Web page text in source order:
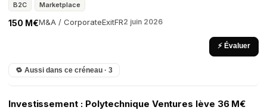
B2C Marketplace
M&A / Corporate
150 M€ ExitFR2 juin 2026
⚡ Évaluer
🔁 Aussi dans ce créneau · 3
Investissement : Polytechnique Ventures lève 36 M€